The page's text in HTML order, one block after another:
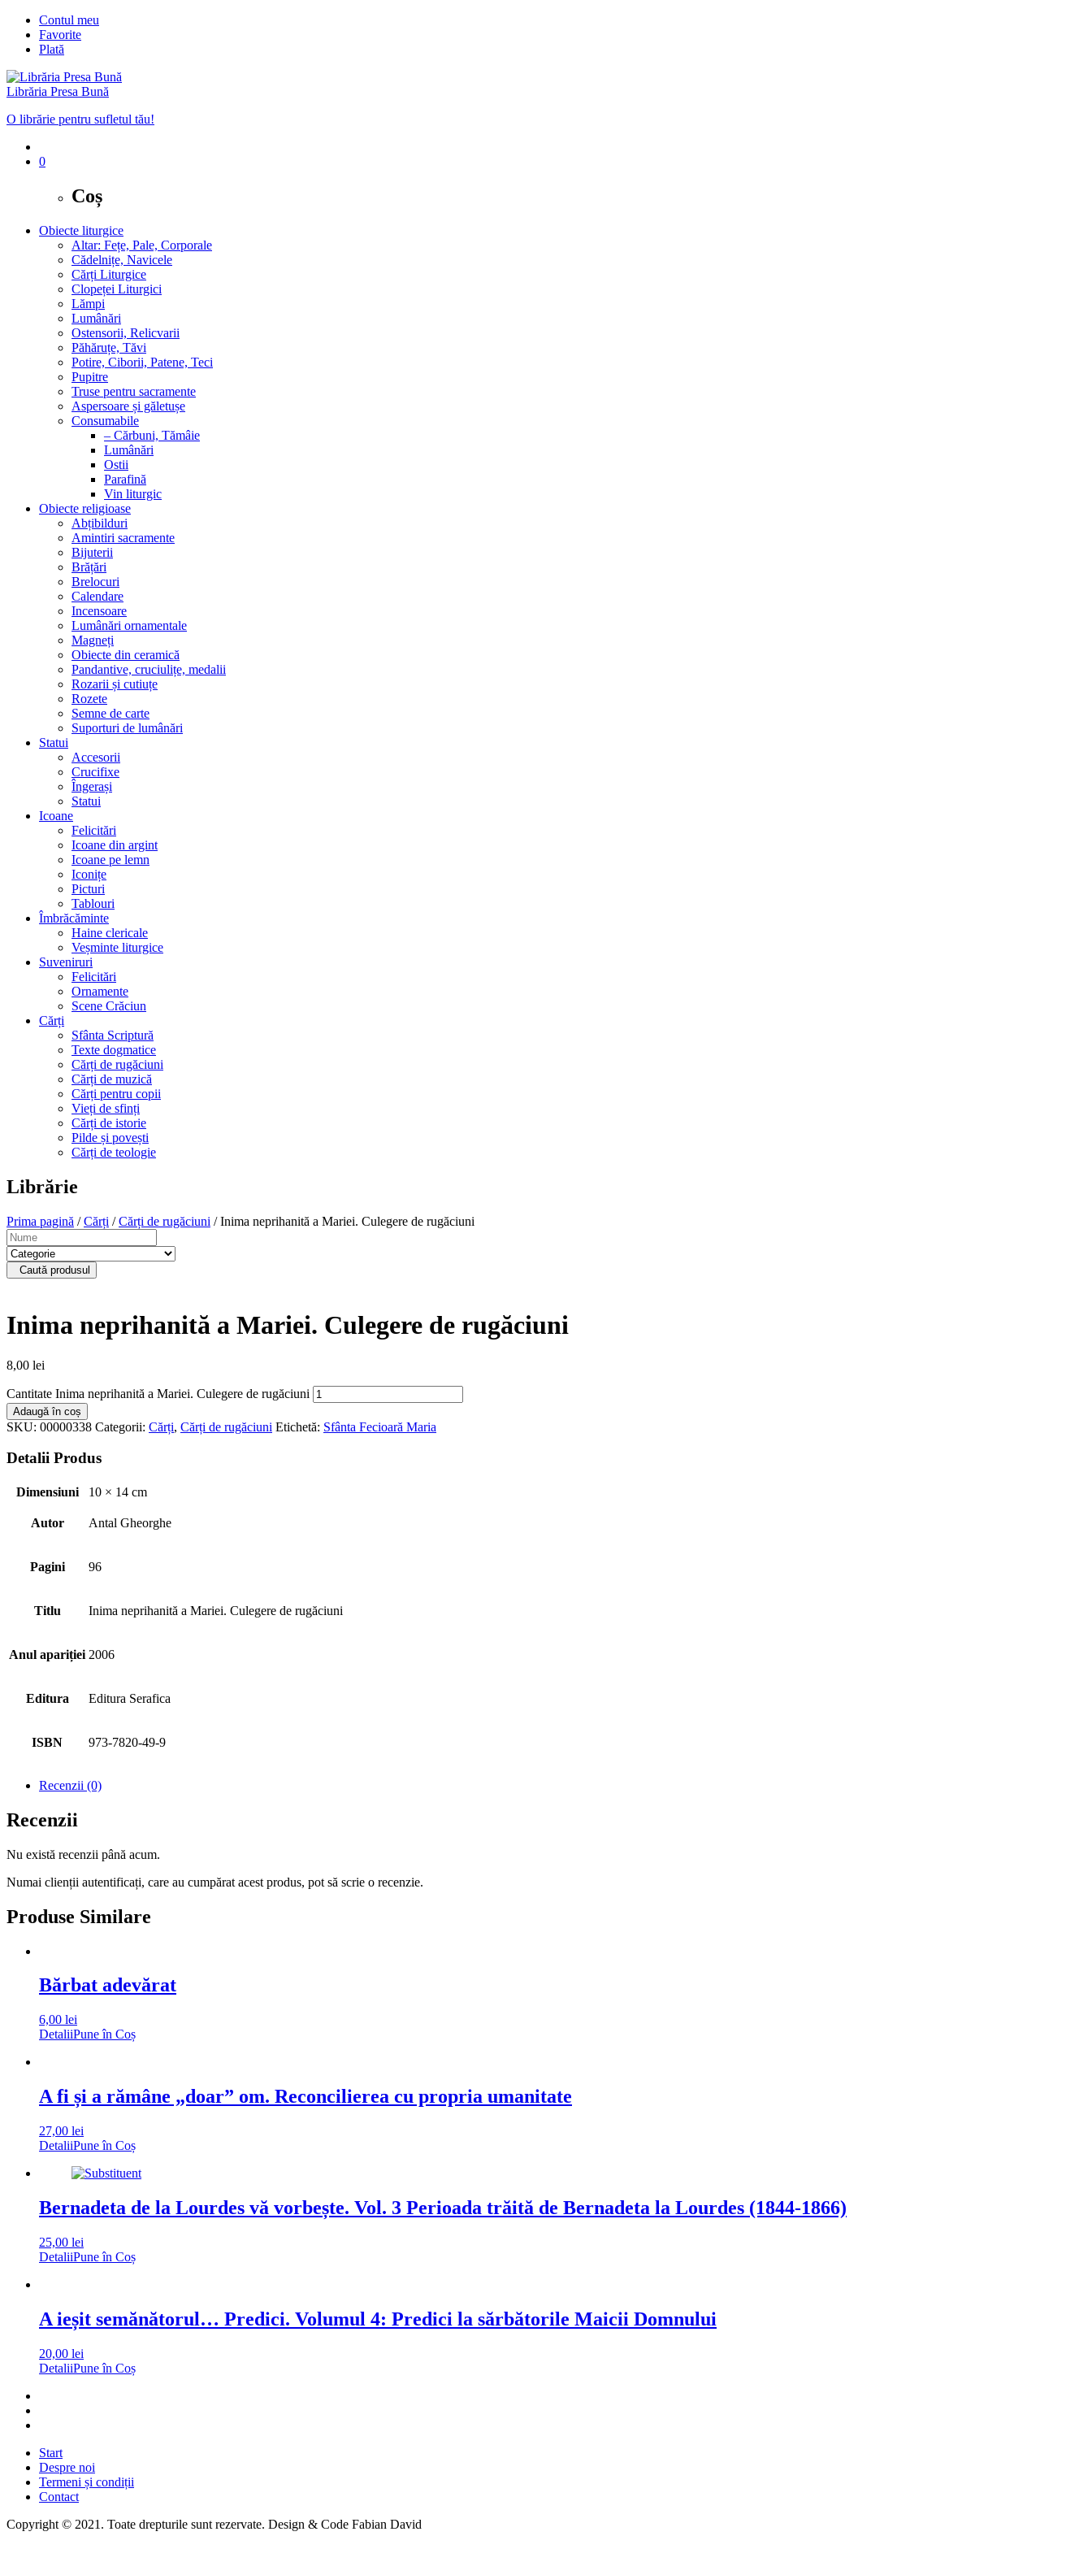
Contul meu
Favorite
Plată
Librăria Presa Bună
O librărie pentru sufletul tău!
0
Coș
Obiecte liturgice
Altar: Fețe, Pale, Corporale
Cădelnițe, Navicele
Cărți Liturgice
Clopeței Liturgici
Lămpi
Lumânări
Ostensorii, Relicvarii
Păhăruțe, Tăvi
Potire, Ciborii, Patene, Teci
Pupitre
Truse pentru sacramente
Aspersoare și găletușe
Consumabile
– Cărbuni, Tămâie
Lumânări
Ostii
Parafină
Vin liturgic
Obiecte religioase
Abțibilduri
Amintiri sacramente
Bijuterii
Brățări
Brelocuri
Calendare
Incensoare
Lumânări ornamentale
Magneți
Obiecte din ceramică
Pandantive, cruciulițe, medalii
Rozarii și cutiuțe
Rozete
Semne de carte
Suporturi de lumânări
Statui
Accesorii
Crucifixe
Îngerași
Statui
Icoane
Felicitări
Icoane din argint
Icoane pe lemn
Iconițe
Picturi
Tablouri
Îmbrăcăminte
Haine clericale
Veșminte liturgice
Suveniruri
Felicitări
Ornamente
Scene Crăciun
Cărți
Sfânta Scriptură
Texte dogmatice
Cărți de rugăciuni
Cărți de muzică
Cărți pentru copii
Vieți de sfinți
Cărți de istorie
Pilde și povești
Cărți de teologie
Librărie
Prima pagină /Cărți /Cărți de rugăciuni / Inima neprihanită a Mariei. Culegere de rugăciuni
Caută produsul
Inima neprihanită a Mariei. Culegere de rugăciuni
8,00 lei
Cantitate Inima neprihanită a Mariei. Culegere de rugăciuni
Adaugă în coș
SKU: 00000338 Categorii: Cărți, Cărți de rugăciuni Etichetă: Sfânta Fecioară Maria
Detalii Produs
Dimensiuni 10 × 14 cm
Autor Antal Gheorghe
Pagini 96
Titlu Inima neprihanită a Mariei. Culegere de rugăciuni
Anul apariției 2006
Editura Editura Serafica
ISBN 973-7820-49-9
Recenzii (0)
Recenzii
Nu există recenzii până acum.
Numai clienții autentificați, care au cumpărat acest produs, pot să scrie o recenzie.
Produse Similare
Bărbat adevărat
6,00 lei
DetaliiPune în Coș
A fi și a rămâne „doar” om. Reconcilierea cu propria umanitate
27,00 lei
DetaliiPune în Coș
Bernadeta de la Lourdes vă vorbește. Vol. 3 Perioada trăită de Bernadeta la Lourdes (1844-1866)
25,00 lei
DetaliiPune în Coș
A ieșit semănătorul… Predici. Volumul 4: Predici la sărbătorile Maicii Domnului
20,00 lei
DetaliiPune în Coș
Start
Despre noi
Termeni și condiții
Contact
Copyright © 2021. Toate drepturile sunt rezervate. Design & Code Fabian David